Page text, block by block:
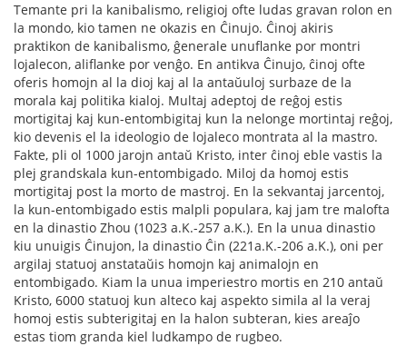
Temante pri la kanibalismo, religioj ofte ludas gravan rolon en
la mondo, kio tamen ne okazis en Ĉinujo. Ĉinoj akiris
praktikon de kanibalismo, ĝenerale unuflanke por montri
lojalecon, aliflanke por venĝo. En antikva Ĉinujo, ĉinoj ofte
oferis homojn al la dioj kaj al la antaŭuloj surbaze de la
morala kaj politika kialoj. Multaj adeptoj de reĝoj estis
mortigitaj kaj kun-entombigitaj kun la nelonge mortintaj reĝoj,
kio devenis el la ideologio de lojaleco montrata al la mastro.
Fakte, pli ol 1000 jarojn antaŭ Kristo, inter ĉinoj eble vastis la
plej grandskala kun-entombigado. Miloj da homoj estis
mortigitaj post la morto de mastroj. En la sekvantaj jarcentoj,
la kun-entombigado estis malpli populara, kaj jam tre malofta
en la dinastio Zhou (1023 a.K.-257 a.K.). En la unua dinastio
kiu unuigis Ĉinujon, la dinastio Ĉin (221a.K.-206 a.K.), oni per
argilaj statuoj anstataŭis homojn kaj animalojn en
entombigado. Kiam la unua imperiestro mortis en 210 antaŭ
Kristo, 6000 statuoj kun alteco kaj aspekto simila al la veraj
homoj estis subterigitaj en la halon subteran, kies areaĵo
estas tiom granda kiel ludkampo de rugbeo.